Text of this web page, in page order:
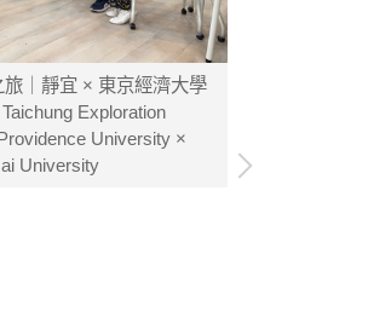
旅｜靜宜 × 東京經濟大學
Exploration
University ×
University